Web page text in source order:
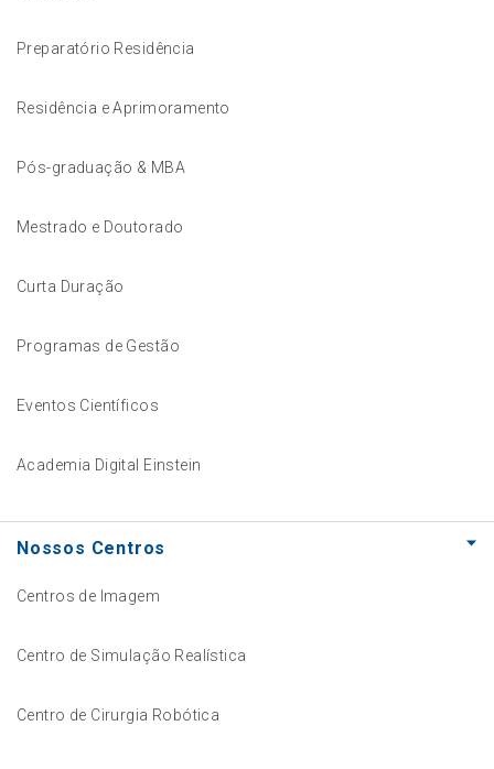
Preparatório Residência
Residência e Aprimoramento
Pós-graduação & MBA
Mestrado e Doutorado
Curta Duração
Programas de Gestão
Eventos Científicos
Academia Digital Einstein
Nossos Centros
Centros de Imagem
Centro de Simulação Realística
Centro de Cirurgia Robótica